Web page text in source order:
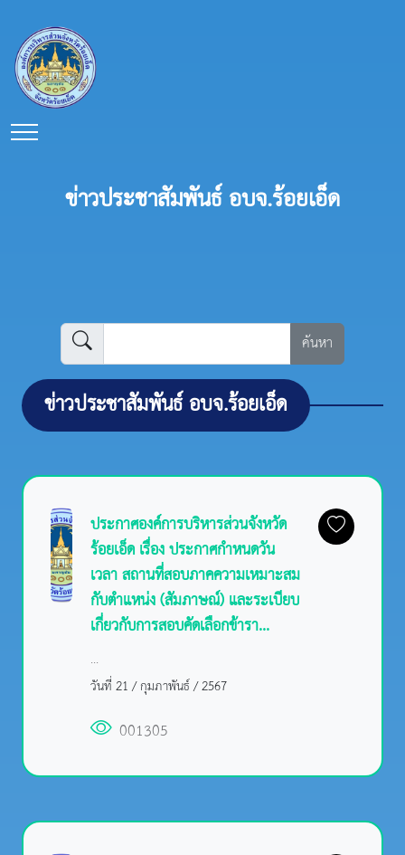
ข่าวประชาสัมพันธ์ อบจ.ร้อยเอ็ด
ค้นหา
ข่าวประชาสัมพันธ์ อบจ.ร้อยเอ็ด
ประกาศองค์การบริหารส่วนจังหวัด
ร้อยเอ็ด เรื่อง ประกาศกำหนดวัน
เวลา สถานที่สอบภาคความเหมาะสม
กับตำแหน่ง (สัมภาษณ์) และระเบียบ
เกี่ยวกับการสอบคัดเลือกข้ารา...
...
วันที่ 21 / กุมภาพันธ์ / 2567
001305